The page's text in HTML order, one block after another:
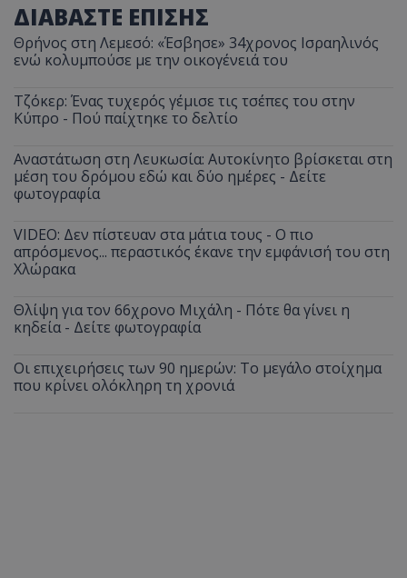
ΔΙΑΒΑΣΤΕ ΕΠΙΣΗΣ
Θρήνος στη Λεμεσό: «Έσβησε» 34χρονος Ισραηλινός
ενώ κολυμπούσε με την οικογένειά του
Τζόκερ: Ένας τυχερός γέμισε τις τσέπες του στην
Κύπρο - Πού παίχτηκε το δελτίο
Αναστάτωση στη Λευκωσία: Αυτοκίνητο βρίσκεται στη
μέση του δρόμου εδώ και δύο ημέρες - Δείτε
φωτογραφία
VIDEO: Δεν πίστευαν στα μάτια τους - Ο πιο
απρόσμενος... περαστικός έκανε την εμφάνισή του στη
Χλώρακα
Θλίψη για τον 66χρονο Μιχάλη - Πότε θα γίνει η
κηδεία - Δείτε φωτογραφία
Οι επιχειρήσεις των 90 ημερών: Το μεγάλο στοίχημα
που κρίνει ολόκληρη τη χρονιά